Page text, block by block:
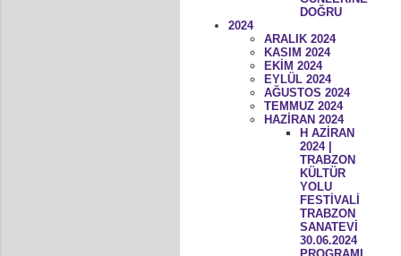
DOĞRU
2024
ARALIK 2024
KASIM 2024
EKİM 2024
EYLÜL 2024
AĞUSTOS 2024
TEMMUZ 2024
HAZİRAN 2024
H AZİRAN
2024 |
TRABZON
KÜLTÜR
YOLU
FESTİVALİ
TRABZON
SANATEVİ
30.06.2024